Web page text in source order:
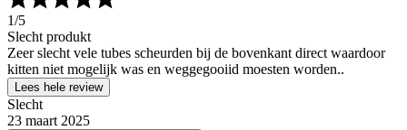
1/5
Slecht produkt
Zeer slecht vele tubes scheurden bij de bovenkant direct waardoor
kitten niet mogelijk was en weggegooiid moesten worden..
Lees hele review
Slecht
23 maart 2025